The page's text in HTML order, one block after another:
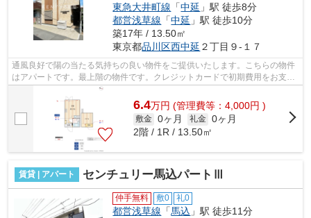
東急大井町線 「中延 」駅 徒歩8分
都営浅草線 「中延 」駅 徒歩10分
築17年 / 13.50㎡
東京都品川区西中延 ２丁目９-１７
通風良好で陽の当たる気持ちの良い物件をご提供いたします。こちらの物件
はアパートです。最上階の物件です。クレジットカードで初期費用をお支払
いいただける物件です。駅まで徒歩3分...
6.4万円 (管理費等：4,000円 )
敷金 0ヶ月 礼金 0ヶ月
2階 / 1R / 13.50㎡
賃貸 | アパート センチュリー馬込パートⅢ
仲手無料 敷0 礼0
都営浅草線 「馬込 」駅 徒歩11分